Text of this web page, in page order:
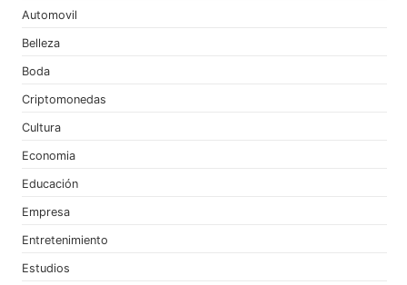
Automovil
Belleza
Boda
Criptomonedas
Cultura
Economia
Educación
Empresa
Entretenimiento
Estudios